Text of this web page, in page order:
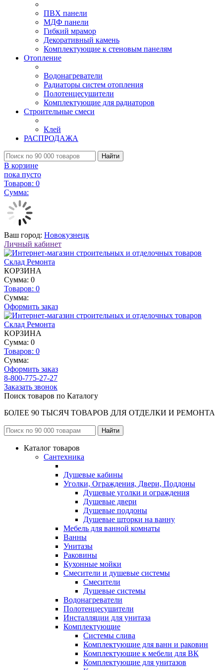
ПВХ панели
МДФ панели
Гибкий мрамор
Декоративный камень
Комплектующие к стеновым панелям
Отопление
Водонагреватели
Радиаторы систем отопления
Полотенцесушители
Комплектующие для радиаторов
Строительные смеси
Клей
РАСПРОДАЖА
Найти
В корзине
пока пусто
Товаров: 0
Сумма:
Ваш город: Новокузнецк
Личный кабинет
КОРЗИНА
Сумма: 0
Товаров: 0
Сумма:
Оформить заказ
КОРЗИНА
Сумма: 0
Товаров: 0
Сумма:
Оформить заказ
8-800-775-27-27
Заказать звонок
Поиск товаров по Каталогу
БОЛЕЕ 90 ТЫСЯЧ ТОВАРОВ ДЛЯ ОТДЕЛКИ И РЕМОНТА
Каталог товаров
Сантехника
Душевые кабины
Уголки, Ограждения, Двери, Поддоны
Душевые уголки и ограждения
Душевые двери
Душевые поддоны
Душевые шторки на ванну
Мебель для ванной комнаты
Ванны
Унитазы
Раковины
Кухонные мойки
Смесители и душевые системы
Смесители
Душевые системы
Водонагреватели
Полотенцесушители
Инсталляции для унитаза
Комплектующие
Системы слива
Комплектующие для ванн и раковин
Комплектующие к мебели для ВК
Комплектующие для унитазов